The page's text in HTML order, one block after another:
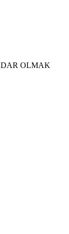
OLMAK